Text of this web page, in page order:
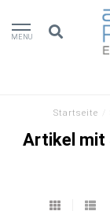
MENU
Startseite
Artikel mit